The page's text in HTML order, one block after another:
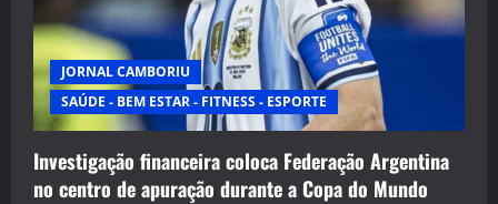
JORNAL CAMBORIU
SAÚDE - BEM ESTAR - FITNESS - ESPORTE
Investigação financeira coloca Federação Argentina
no centro de apuração durante a Copa do Mundo